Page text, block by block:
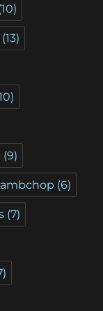
(13)
(9)
(6)
(7)